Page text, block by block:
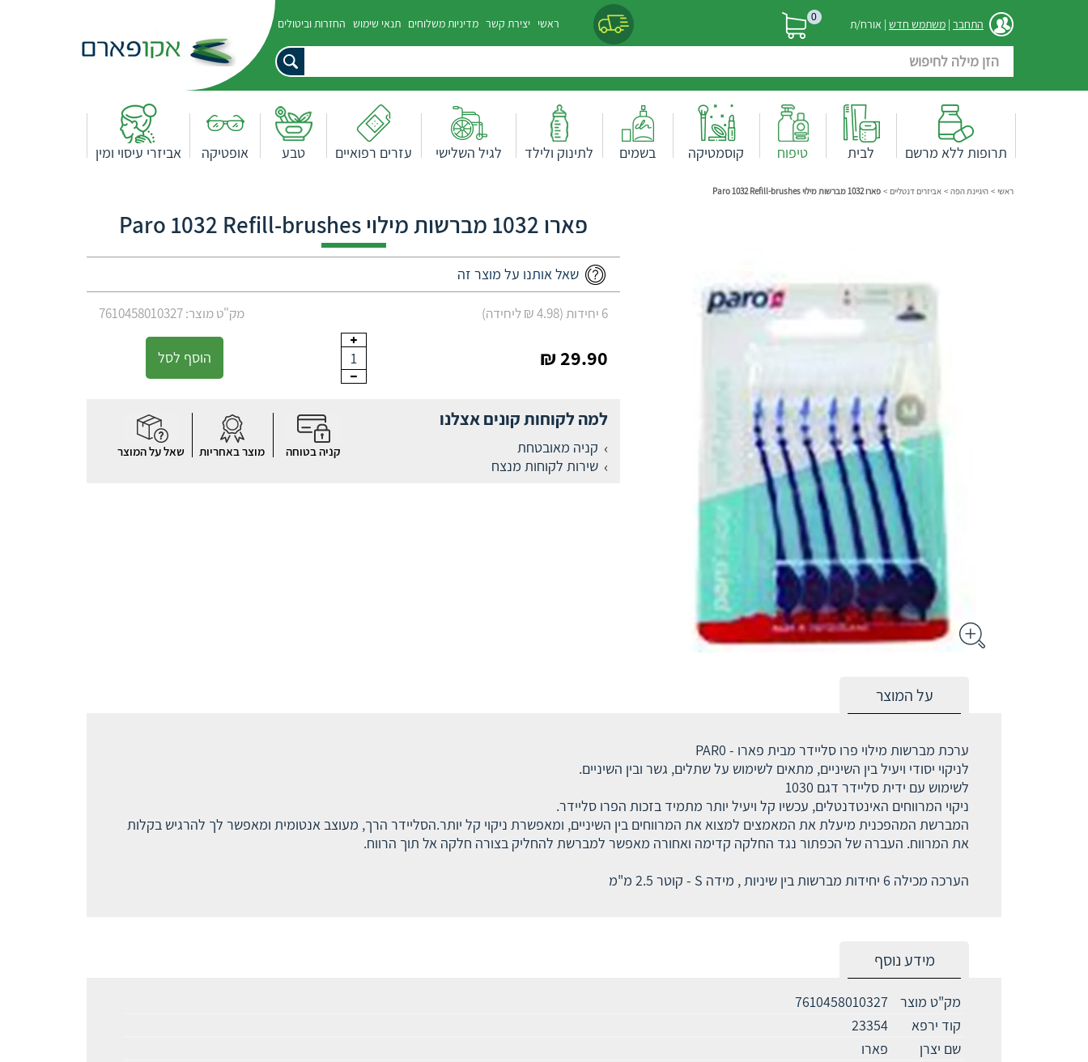
התחבר | משתמש חדש | אורח/ת 0 ראשי יצירת קשר מדיניות משלוחים תנאי שימוש החזרות וביטולים
תרופות ללא מרשם לבית טיפוח קוסמטיקה בשמים לתינוק ולילד לגיל השלישי עזרים רפואיים טבע אופטיקה אביזרי עיסוי ומין
ראשי > היגיינת הפה > אביזרים דנטליים > פארו 1032 מברשות מילוי Paro 1032 Refill-brushes
פארו 1032 מברשות מילוי Paro 1032 Refill-brushes
שאל אותנו על מוצר זה
6 יחידות (4.98 ₪ ליחידה) מק"ט מוצר: 7610458010327
29.90 ₪
1 הוסף לסל
למה לקוחות קונים אצלנו
קניה מאובטחת
שירות לקוחות מנצח
קניה בטוחה מוצר באחריות שאל על המוצר
על המוצר
ערכת מברשות מילוי פרו סליידר מבית פארו - PAR0
לניקוי יסודי ויעיל בין השיניים, מתאים לשימוש על שתלים, גשר ובין השיניים.
לשימוש עם ידית סליידר דגם 1030
ניקוי המרווחים האינטדנטלים, עכשיו קל ויעיל יותר מתמיד בזכות הפרו סליידר.
המברשת המהפכנית מיעלת את המאמצים למצוא את המרווחים בין השיניים, ומאפשרת ניקוי קל יותר.הסליידר הרך, מעוצב אנטומית ומאפשר לך להרגיש בקלות
את המרווח. העברה של הכפתור נגד החלקה קדימה ואחורה מאפשר למברשת להחליק בצורה חלקה אל תוך הרווח.
הערכה מכילה 6 יחידות מברשות בין שיניות , מידה S - קוטר 2.5 מ"מ
מידע נוסף
מק"ט מוצר
7610458010327
קוד ירפא
23354
שם יצרן
פארו